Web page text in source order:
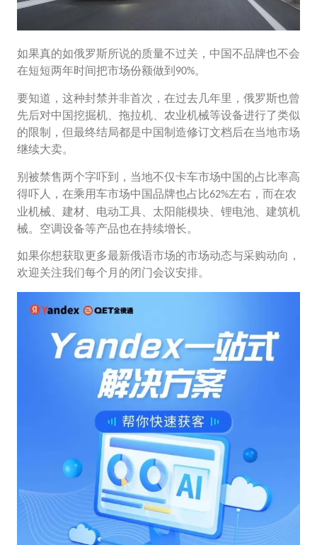
如果真的如俄罗斯所说的质量不过关，中国不品牌也不会
在短短两年时间把市场份额做到 90%。
要知道，这种封禁并非首次，在过去几年里，俄罗斯也曾
先后对中国挖掘机、拖拉机、农业机械等设备进行了类似
的限制，但最终结局都是中国制造修订文档后在当地市场
继续大卖。
别被禁售两个字吓到，当地不仅卡车市场中国的占比率高
得吓人，在乘用车市场中国品牌也占比62%左右，而在农
业机械、建材、电动工具、太阳能模块、锂电池、建筑机
械。空调设备等产品也在持续增长。
如果你想获取更多最新俄语市场的市场动态与采购动向，
欢迎关注我们每个月的闭门会议安排。